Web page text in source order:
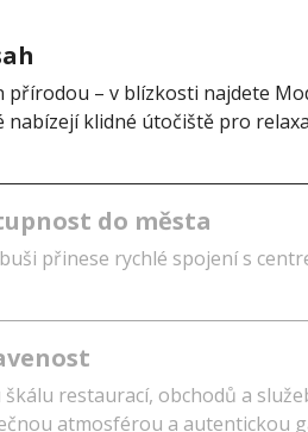
přírodou – v blízkosti najdete
nabízejí klidné útočiště pro
do města
přinese rychlé spojení s
restaurací, obchodů a
atmosférou a autentickou